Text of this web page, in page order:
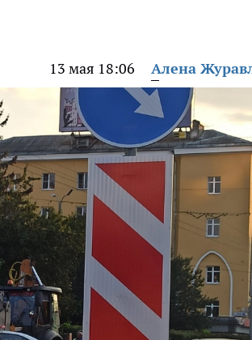
13 мая 18:06 Алена